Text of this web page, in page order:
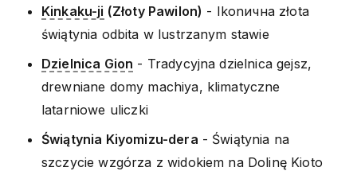
Kinkaku-ji (Złoty Pawilon) - Ikonична złota
świątynia odbita w lustrzanym stawie
Dzielnica Gion - Tradycyjna dzielnica gejsz,
drewniane domy machiya, klimatyczne
latarniowe uliczki
Świątynia Kiyomizu-dera - Świątynia na
szczycie wzgórza z widokiem na Dolinę Kioto